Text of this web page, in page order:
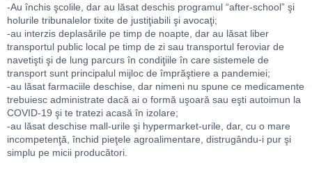
-Au închis şcolile, dar au lăsat deschis programul “after-school” şi
holurile tribunalelor tixite de justiţiabili şi avocaţi;
-au interzis deplasările pe timp de noapte, dar au lăsat liber
transportul public local pe timp de zi sau transportul feroviar de
navetişti şi de lung parcurs în condiţiile în care sistemele de
transport sunt principalul mijloc de împrăştiere a pandemiei;
-au lăsat farmaciile deschise, dar nimeni nu spune ce medicamente
trebuiesc administrate dacă ai o formă uşoară sau eşti autoimun la
COVID-19 şi te tratezi acasă în izolare;
-au lăsat deschise mall-urile şi hypermarket-urile, dar, cu o mare
incompetenţă, închid pieţele agroalimentare, distrugându-i pur şi
simplu pe micii producători.